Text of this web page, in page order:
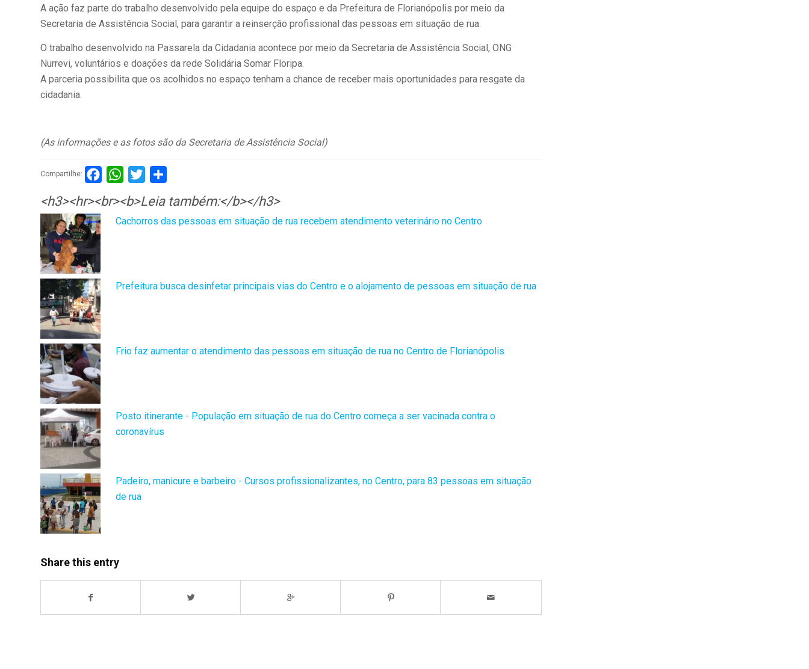
A ação faz parte do trabalho desenvolvido pela equipe do espaço e da Prefeitura de Florianópolis por meio da
Secretaria de Assistência Social, para garantir a reinserção profissional das pessoas em situação de rua.
O trabalho desenvolvido na Passarela da Cidadania acontece por meio da Secretaria de Assistência Social, ONG
Nurrevi, voluntários e doações da rede Solidária Somar Floripa.
A parceria possibilita que os acolhidos no espaço tenham a chance de receber mais oportunidades para resgate da
cidadania.
(As informações e as fotos são da Secretaria de Assistência Social)
Compartilhe: FacebookWhatsApp
Twitter
<h3><hr><br><b>Leia também:</b></h3>
Cachorros das pessoas em situação de rua recebem atendimento veterinário no Centro
Prefeitura busca desinfetar principais vias do Centro e o alojamento de pessoas em situação de rua
Frio faz aumentar o atendimento das pessoas em situação de rua no Centro de Florianópolis
Posto itinerante - População em situação de rua do Centro começa a ser vacinada contra o
coronavírus
Padeiro, manicure e barbeiro - Cursos profissionalizantes, no Centro, para 83 pessoas em situação
de rua
Share this entry